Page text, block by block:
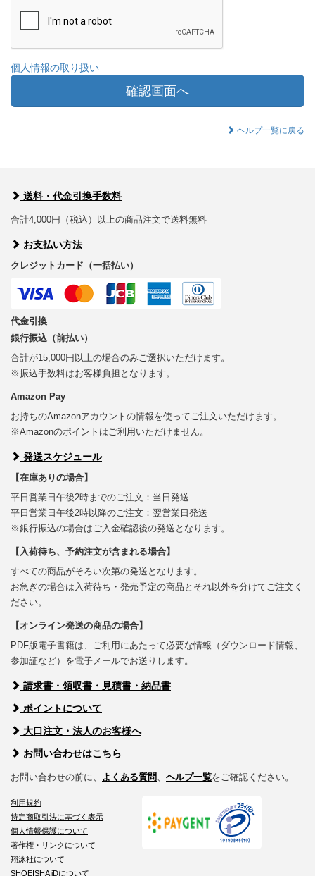
個人情報の取り扱い
確認画面へ
ヘルプ一覧に戻る
送料・代金引換手数料
合計4,000円（税込）以上の商品注文で送料無料
お支払い方法
クレジットカード（一括払い）
代金引換
銀行振込（前払い）
合計が15,000円以上の場合のみご選択いただけます。
※振込手数料はお客様負担となります。
Amazon Pay
お持ちのAmazonアカウントの情報を使ってご注文いただけます。
※Amazonのポイントはご利用いただけません。
発送スケジュール
【在庫ありの場合】
平日営業日午後2時までのご注文：当日発送
平日営業日午後2時以降のご注文：翌営業日発送
※銀行振込の場合はご入金確認後の発送となります。
【入荷待ち、予約注文が含まれる場合】
すべての商品がそろい次第の発送となります。
お急ぎの場合は入荷待ち・発売予定の商品とそれ以外を分けてご注文く
ださい。
【オンライン発送の商品の場合】
PDF版電子書籍は、ご利用にあたって必要な情報（ダウンロード情報、
参加証など）を電子メールでお送りします。
請求書・領収書・見積書・納品書
ポイントについて
大口注文・法人のお客様へ
お問い合わせはこちら
お問い合わせの前に、 よくある質問 ヘルプ一覧をご確認ください。
利用規約
特定商取引法に基づく表示
個人情報保護について
著作権・リンクについて
翔泳社について
SHOEISHA iDについて